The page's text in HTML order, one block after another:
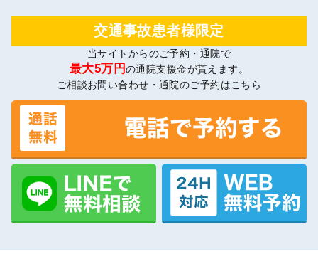
交通事故患者様限定
当サイトからのご予約・通院で
最大5万円の通院支援金が貰えます。
ご相談お問い合わせ・通院のご予約はこちら